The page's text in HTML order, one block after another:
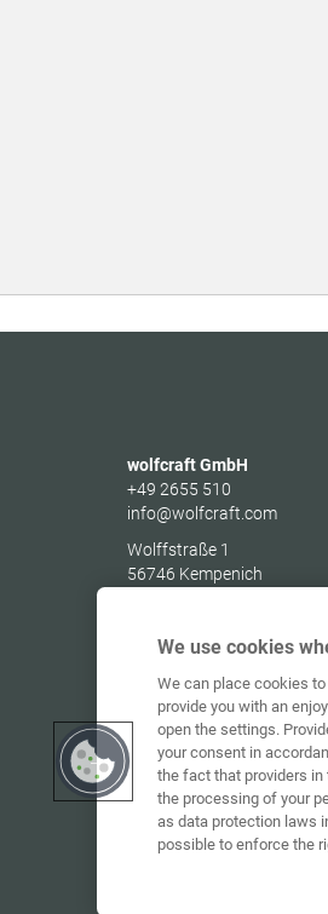
wolfcraft GmbH
+49 2655 510
info@wolfcraft.com
Wolffstraße 1
56746 Kempenich
We use cookies
We can place cookies
provide you with an
open the settings.
your consent in
the fact that providers in
the processing of your
as data protection laws
possible to enforce the